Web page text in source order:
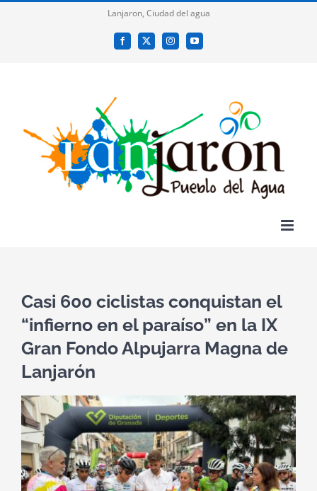
Lanjaron, Ciudad del agua
Facebook
X InstagramYouTube
Casi 600 ciclistas conquistan el
“infierno en el paraíso” en la IX
Gran Fondo Alpujarra Magna de
Lanjarón
Ver
imagen
más
grande